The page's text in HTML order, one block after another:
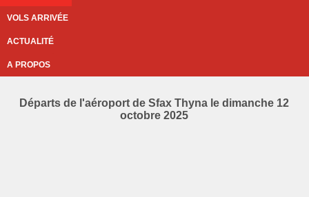
VOLS ARRIVÉE
ACTUALITÉ
A PROPOS
Départs de l'aéroport de Sfax Thyna le dimanche 12
octobre 2025